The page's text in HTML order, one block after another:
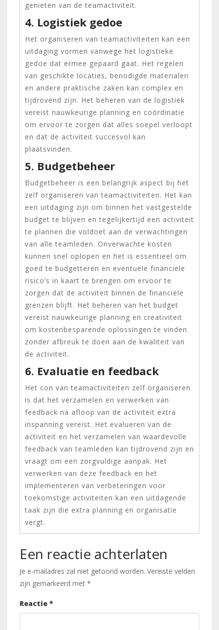
genieten van de teamactiviteit.
4. Logistiek gedoe
Het organiseren van teamactiviteiten kan een
uitdaging vormen vanwege het logistieke
gedoe dat ermee gepaard gaat. Het regelen
van geschikte locaties, benodigde materialen
en andere praktische zaken kan complex en
tijdrovend zijn. Het beheren van de logistiek
vereist nauwkeurige planning en coördinatie
om ervoor te zorgen dat alles soepel verloopt
en dat de activiteit succesvol kan
plaatsvinden.
5. Budgetbeheer
Budgetbeheer is een belangrijk aspect bij het
zelf organiseren van teamactiviteiten. Het kan
een uitdaging zijn om binnen het vastgestelde
budget te blijven en tegelijkertijd een activiteit
te plannen die voldoet aan de verwachtingen
van alle teamleden. Onverwachte kosten
kunnen snel oplopen en het is essentieel om
goed te budgetteren en eventuele financiële
risico’s in kaart te brengen om ervoor te
zorgen dat de activiteit binnen de financiële
grenzen blijft. Het beheren van het budget
vereist nauwkeurige planning en creativiteit
om kostenbesparende oplossingen te vinden
zonder afbreuk te doen aan de kwaliteit van
de activiteit.
6. Evaluatie en feedback
Het con van teamactiviteiten zelf organiseren
is dat het verzamelen en verwerken van
feedback na afloop van de activiteit extra
inspanning vereist. Het evalueren van de
activiteit en het verzamelen van waardevolle
feedback van teamleden kan tijdrovend zijn en
vraagt om een zorgvuldige aanpak. Het
verwerken van deze feedback en het
implementeren van verbeteringen voor
toekomstige activiteiten kan een uitdagende
taak zijn die extra planning en organisatie
vergt.
Een reactie achterlaten
Je e-mailadres zal niet getoond worden. Vereiste velden
zijn gemarkeerd met *
Reactie *